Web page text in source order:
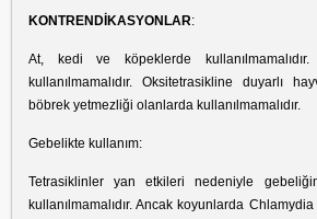
KONTRENDİKASYONLAR:
At, kedi ve köpeklerde
kullanılmamalıdır. Oksitetrasikline duyarlı
böbrek yetmezliği olanlarda kullanılmamalıdır.
Gebelikte kullanım:
Tetrasiklinler yan etkileri nedeniyle
kullanılmamalıdır. Ancak koyunlarda